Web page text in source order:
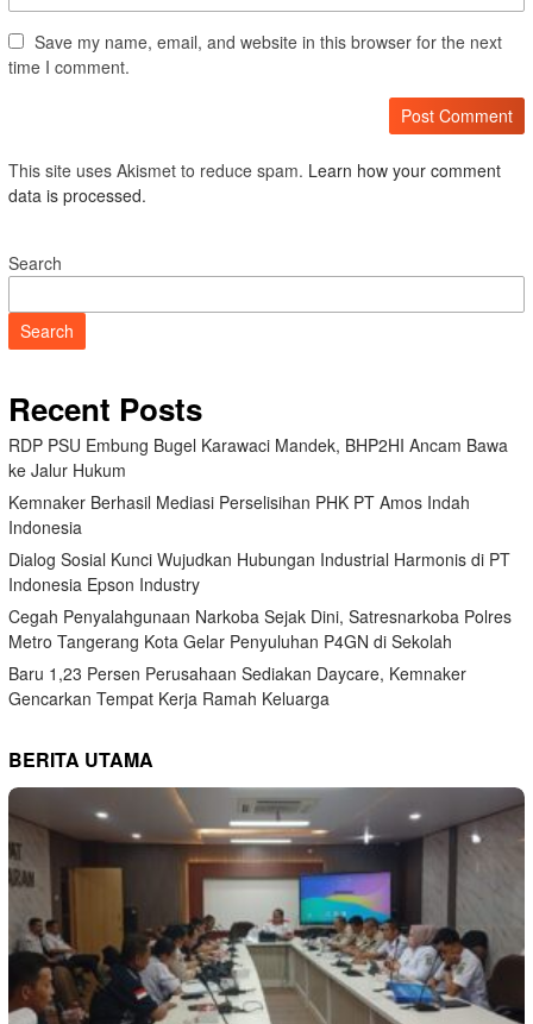
Save my name, email, and website in this browser for the next
time I comment.
This site uses Akismet to reduce spam. Learn how your comment
data is processed.
Search
Search
Recent Posts
RDP PSU Embung Bugel Karawaci Mandek, BHP2HI Ancam Bawa
ke Jalur Hukum
Kemnaker Berhasil Mediasi Perselisihan PHK PT Amos Indah
Indonesia
Dialog Sosial Kunci Wujudkan Hubungan Industrial Harmonis di PT
Indonesia Epson Industry
Cegah Penyalahgunaan Narkoba Sejak Dini, Satresnarkoba Polres
Metro Tangerang Kota Gelar Penyuluhan P4GN di Sekolah
Baru 1,23 Persen Perusahaan Sediakan Daycare, Kemnaker
Gencarkan Tempat Kerja Ramah Keluarga
BERITA UTAMA